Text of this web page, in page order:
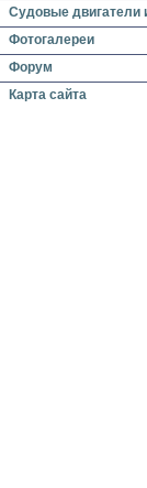
Судовые двигатели
Фотогалереи
Форум
Карта сайта